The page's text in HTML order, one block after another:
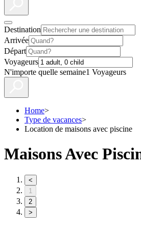
Destination
Arrivée
Départ
Voyageurs
N'importe quelle semaine1 Voyageurs
Home>
Type de vacances>
Location de maisons avec piscine
Maisons Avec
<
1
2
>